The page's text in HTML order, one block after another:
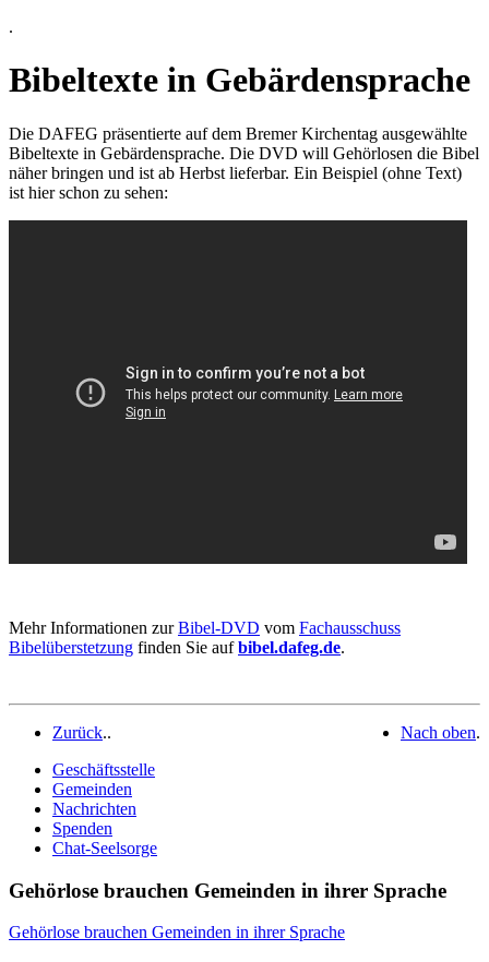
.
Bibeltexte in Gebärdensprache
Die DAFEG präsentierte auf dem Bremer Kirchentag ausgewählte
Bibeltexte in Gebärdensprache. Die DVD will Gehörlosen die Bibel
näher bringen und ist ab Herbst lieferbar. Ein Beispiel (ohne Text)
ist hier schon zu sehen:
Mehr Informationen zurBibel-DVD vom Fachausschuss
Bibelüberstetzung finden Sie aufbibel.dafeg.de.
Zurück. Nach oben.
.
Geschäftsstelle
Gemeinden
Nachrichten
Spenden
Chat-Seelsorge
Gehörlose brauchen Gemeinden in ihrer Sprache
Gehörlose brauchen Gemeinden in ihrer Sprache